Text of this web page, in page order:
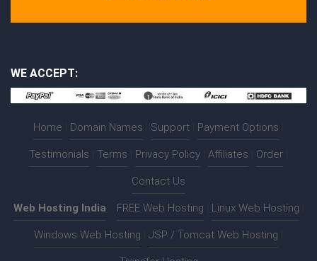
WE ACCEPT:
Home Domain Names Support Payment Options
Testimonials Terms Privacy Policy Affiliates Order
Contact Us
Web Hosting India FREE Web Hosting Linux Web Hosting
Windows Web Hosting JSP / Tomcat Web Hosting